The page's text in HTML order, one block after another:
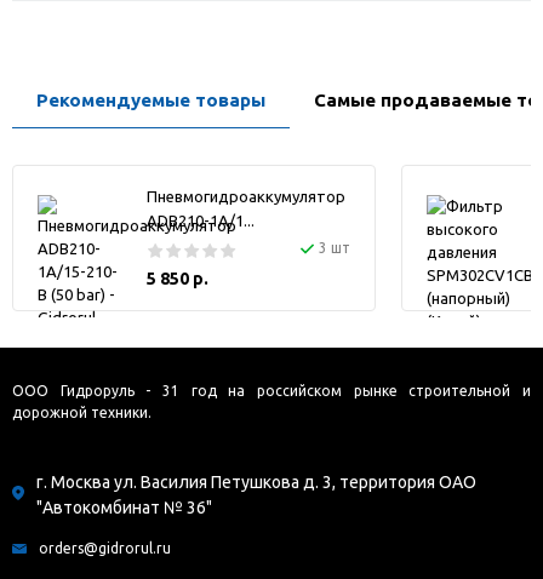
Рекомендуемые товары Самые продаваемые
Пневмогидроаккумулятор
ADB210-1A/1...
3 шт
5 850 р.
ООО Гидроруль - 31 год на российском рынке строительной и
дорожной техники.
г. Москва ул. Василия Петушкова д. 3, территория ОАО
"Автокомбинат № 36"
orders@gidrorul.ru